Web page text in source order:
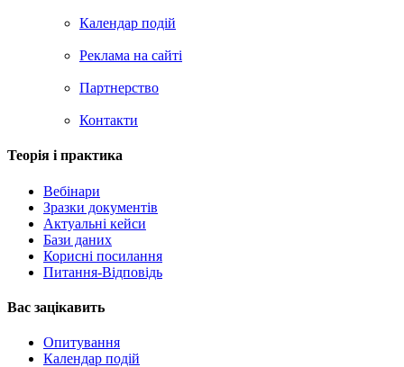
Календар подій
Реклама на сайтi
Партнерство
Контакти
Теорія i практика
Вебінари
Зразки документів
Актуальні кейси
Бази даних
Корисні посилання
Питання-Відповідь
Вас зацiкавить
Опитування
Календар подій